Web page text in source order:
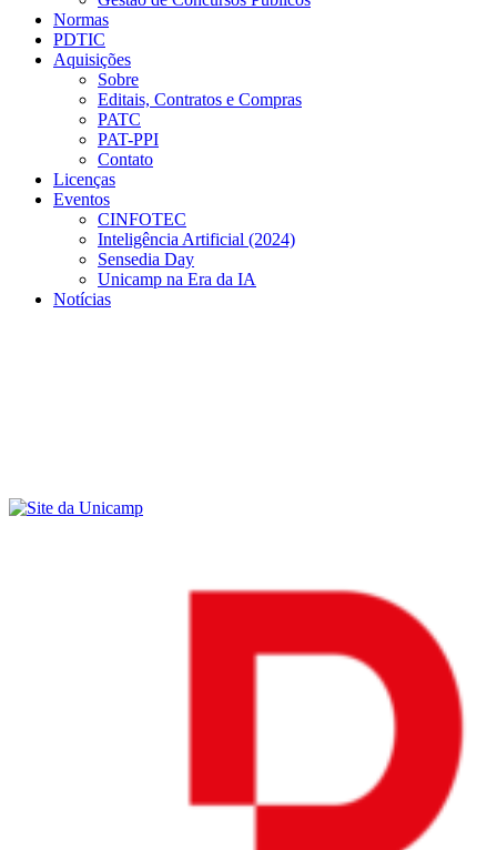
Normas
PDTIC
Aquisições
Sobre
Editais, Contratos e Compras
PATC
PAT-PPI
Contato
Licenças
Eventos
CINFOTEC
Inteligência Artificial (2024)
Sensedia Day
Unicamp na Era da IA
Notícias